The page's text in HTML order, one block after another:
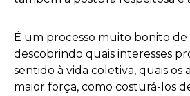
É um processo muito bonito
descobrindo quais interesses
sentido à vida coletiva, quais
maior força, como costurá-los